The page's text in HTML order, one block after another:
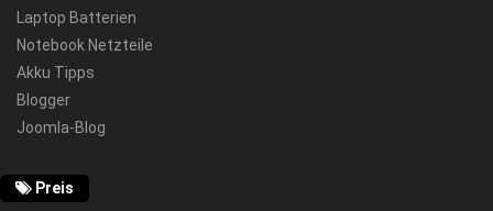
Laptop Batterien
Notebook Netzteile
Akku Tipps
Blogger
Joomla-Blog
Preis